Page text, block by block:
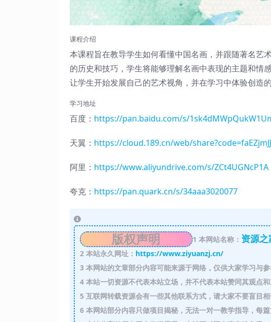
课程介绍
本课程旨在教导学生如何看懂中国名画，并跟随著名艺
的历史和技巧，学生将能够理解名画中表现的主题和情
让学生开始发展自己的艺术视角，并在学习中体验创造的
学习地址
百度： https://pan.baidu.com/s/
天翼： https://cloud.189.cn/web/
阿里： https://www.aliyundrive.com/s/ZCt4UGNcP1A
夸克： https://pan.quark.cn/s/34aaa3020077
版权声明 1 本网站名称： 资源之
2本站永久网址： https://www.ziyuanzj.cn/
3本网站的文章部分内容可能来源于网络，仅供大家学习与
4本站一切资源不代表本站立场，并不代表本站赞同其观点和
5互联网转载资源会有一些其他联系方式，请大家不要盲目相
6本网站部分内容只做项目揭秘，无法一对一教学指导，每